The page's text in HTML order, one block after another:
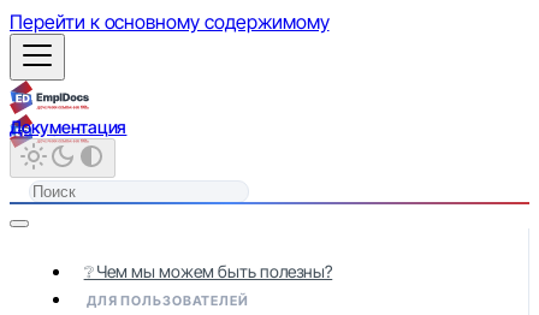
Перейти к основному содержимому
Документация
❔ Чем мы можем быть полезны?
ДЛЯ ПОЛЬЗОВАТЕЛЕЙ